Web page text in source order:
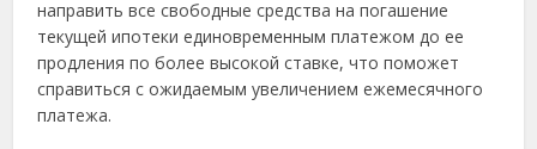
направить все свободные средства на погашение
текущей ипотеки единовременным платежом до ее
продления по более высокой ставке, что поможет
справиться с ожидаемым увеличением ежемесячного
платежа.